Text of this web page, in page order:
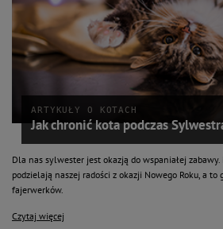
ARTYKUŁY O KOTACH
Jak chronić kota podczas
Dla nas sylwester jest okazją do wspaniałej
podzielają naszej radości z okazji Nowego Roku, a to
fajerwerków.
Czytaj więcej